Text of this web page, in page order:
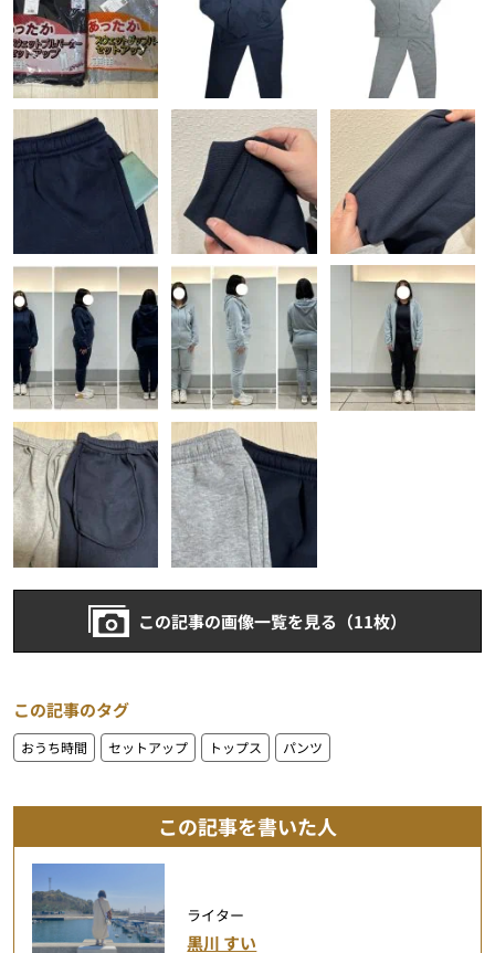
この記事の画像一覧を見る（11枚）
この記事のタグ
おうち時間 セットアップ トップス パンツ
この記事を書いた人
ライター
黒川 すい